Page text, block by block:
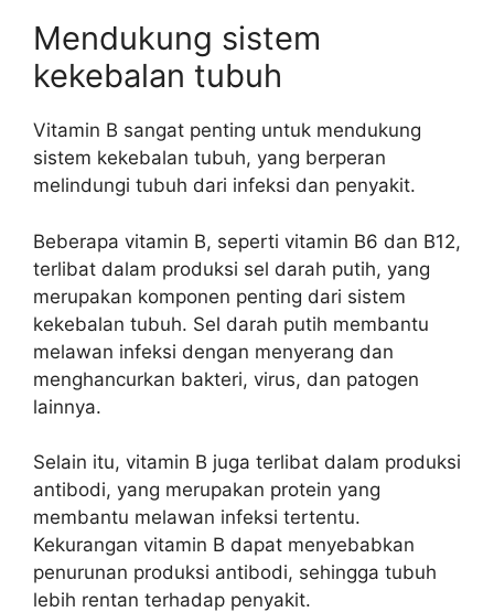
Mendukung sistem
kekebalan tubuh
Vitamin B sangat penting untuk mendukung
sistem kekebalan tubuh, yang berperan
melindungi tubuh dari infeksi dan penyakit.
Beberapa vitamin B, seperti vitamin B6 dan B12,
terlibat dalam produksi sel darah putih, yang
merupakan komponen penting dari sistem
kekebalan tubuh. Sel darah putih membantu
melawan infeksi dengan menyerang dan
menghancurkan bakteri, virus, dan patogen
lainnya.
Selain itu, vitamin B juga terlibat dalam produksi
antibodi, yang merupakan protein yang
membantu melawan infeksi tertentu.
Kekurangan vitamin B dapat menyebabkan
penurunan produksi antibodi, sehingga tubuh
lebih rentan terhadap penyakit.